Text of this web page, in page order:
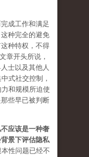
成工作和满足
种完全的避免
种特权，不得
章开头所说，
士以及其他人
式社交控制，
和规模所迫使
些早已被判断
应该是一种奢
景下评估隐私
性问题已经不